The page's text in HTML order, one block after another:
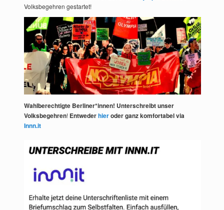
Volksbegehren gestartet!
Wahlberechtigte Berliner*innen! Unterschreibt unser
Volksbegehren! Entwederhieroder ganz komfortabel via
Innn.it